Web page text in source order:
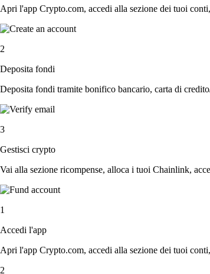
Apri l'app Crypto.com, accedi alla sezione dei tuoi
2
Deposita fondi
Deposita fondi tramite bonifico bancario, carta di
3
Gestisci crypto
Vai alla sezione ricompense, alloca i tuoi Chainlink,
1
Accedi l'app
Apri l'app Crypto.com, accedi alla sezione dei tuoi
2